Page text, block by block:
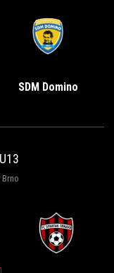
SDM Domino
Brno